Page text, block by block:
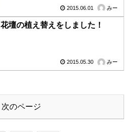
2015.06.01 みー
花壇の植え替えをしました！
2015.05.30 みー
次のページ